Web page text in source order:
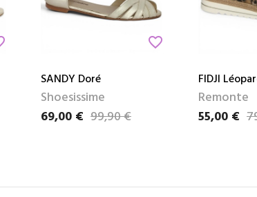
favorite_border
SANDY Doré
Shoesissime
Prix
69,00 €
Prix de base99,90 €
FIDJI
Remonte
Prix
55,00 €
Prix de